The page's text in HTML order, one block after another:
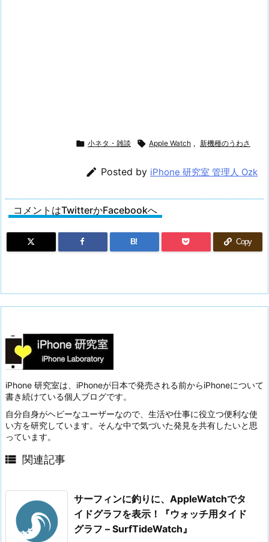
 小ネタ・雑談  Apple Watch , 新機種のうわさ
 Posted by iPhone 研究室 管理人 Ozk
コメントはTwitterかFacebookへ
B! Copy
iPhone 研究室は、iPhoneが日本で発売される前からiPhoneについて
書き続けている個人ブログです。
自分自身がヘビーなユーザーなので、生活や仕事に役立つ便利な使
い方を研究しています。そんな中で気づいた発見を共有したいと思
っています。
 関連記事
サーフィンに釣りに、AppleWatchでタ
イドグラフを表示！『ウォッチ用タイド
グラフ – SurfTideWatch』